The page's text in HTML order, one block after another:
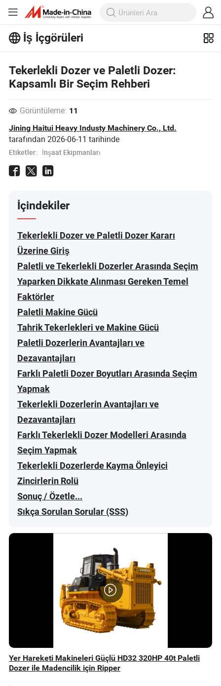
İş İçgörüleri
makaleleri keşfedin!
Daha Fazla Göster
Tekerlekli Dozer ve Paletli Dozer:
Kapsamlı Bir Seçim Rehberi
Görüntüleme: 11
Jining Haitui Heavy Industy Machinery Co., Ltd.
tarafından2026-06-11 tarihinde
Etiketler: İnşaat Ekipmanları
İçindekiler
Tekerlekli Dozer ve Paletli Dozer Kararı
Üzerine Giriş
Paletli ve Tekerlekli Dozerler Arasında Seçim
Yaparken Dikkate Alınması Gereken Temel
Faktörler
Paletli Makine Gücü
Tahrik Tekerlekleri ve Makine Gücü
Paletli Dozerlerin Avantajları ve
Dezavantajları
Farklı Paletli Dozer Boyutları Arasında Seçim
Yapmak
Tekerlekli Dozerlerin Avantajları ve
Dezavantajları
Farklı Tekerlekli Dozer Modelleri Arasında
Seçim Yapmak
Tekerlekli Dozerlerde Kayma Önleyici
Zincirlerin Rolü
Sonuç / Özetle...
Sıkça Sorulan Sorular (SSS)
Yer Hareketi Makineleri Güçlü HD32 320HP 40t Paletli
Dozer ile Madencilik için Ripper